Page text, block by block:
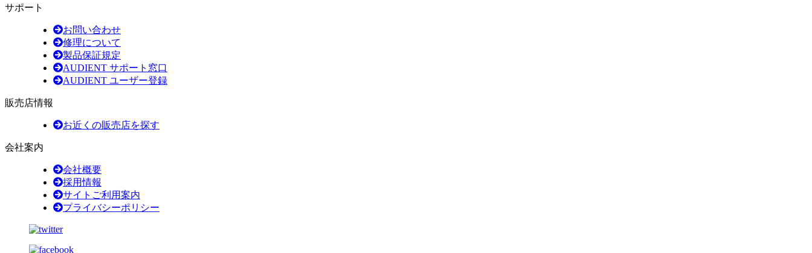
サポート
お問い合わせ
修理について
製品保証規定
AUDIENT サポート窓口
AUDIENT ユーザー登録
販売店情報
お近くの販売店を探す
会社案内
会社概要
採用情報
サイトご利用案内
プライバシーポリシー